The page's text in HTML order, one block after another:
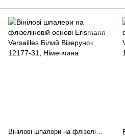
Вінілові шпалери на флізеліновій основі Erismann Versailles Білий Візерунок 12177-31